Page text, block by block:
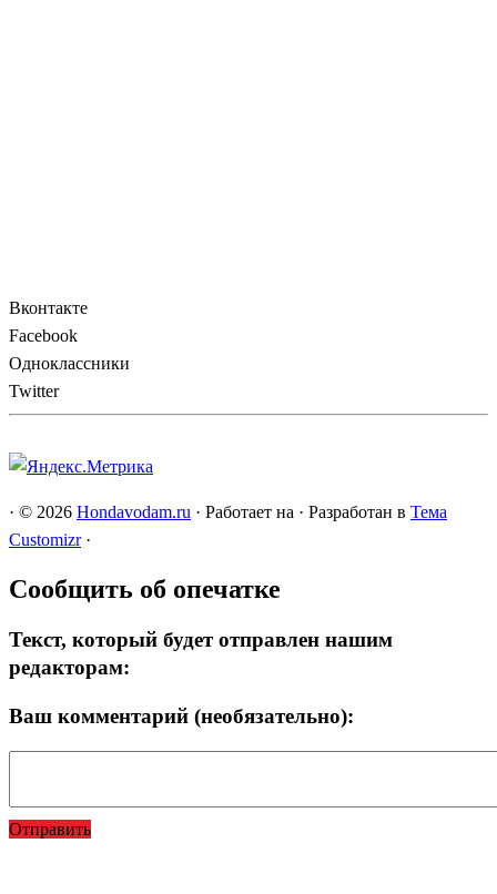
Вконтакте
Facebook
Одноклассники
Twitter
· © 2026 Hondavodam.ru · Работает на · Разработан в Тема
Customizr ·
Сообщить об опечатке
Текст, который будет отправлен нашим
редакторам:
Ваш комментарий (необязательно):
Отправить